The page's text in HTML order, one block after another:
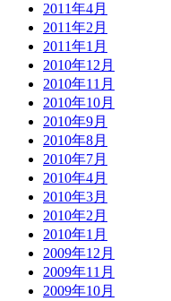
2011年4月
2011年2月
2011年1月
2010年12月
2010年11月
2010年10月
2010年9月
2010年8月
2010年7月
2010年4月
2010年3月
2010年2月
2010年1月
2009年12月
2009年11月
2009年10月